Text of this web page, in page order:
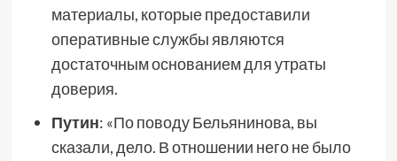
материалы, которые предоставили
оперативные службы являются
достаточным основанием для утраты
доверия.
Путин: «По поводу Бельянинова, вы
сказали, дело. В отношении него не было